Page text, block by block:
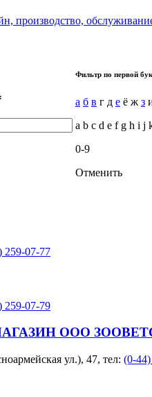
производство,
Фильтр по первой
а б в г д е ё ж з
a b c d e f g h i j
0-9
Отменить
259-07-77
259-07-79
ООО
ул.), 47, тел: (0-